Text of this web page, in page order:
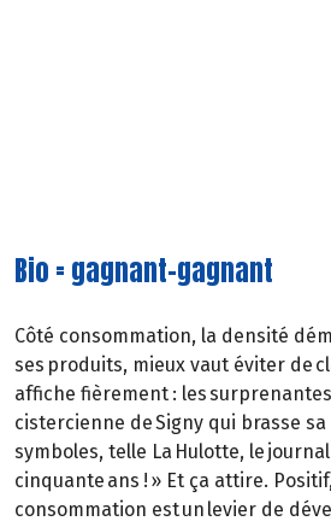
Bio = gagnant-gagnant
Côté consommation, la densité
ses produits, mieux vaut éviter de
affiche fièrement : les
cistercienne de Signy qui brasse
symboles, telle La Hulotte, le
cinquante ans ! » Et ça attire.
consommation est un levier de